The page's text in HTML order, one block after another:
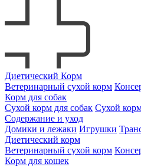
Диетический Корм
Ветеринарный сухой корм
Корм для собак
Сухой корм для собак Сухой
Содержание и уход
Домики и лежаки Игрушки
Диетический корм
Ветеринарный сухой корм
Корм для кошек